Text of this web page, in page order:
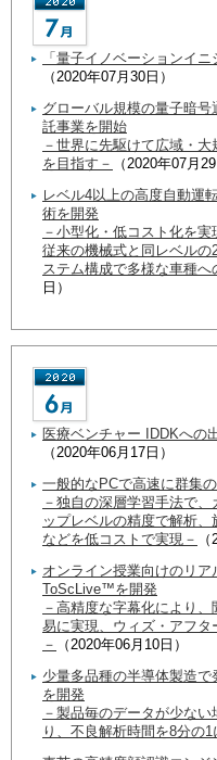
「量子イノベーションイ
（2020年07月30日）
グローバル規模の量子暗
託事業を開始
－世界に先駆けて広域・
を目指す－
（2020年07月29
レベル4以上の高度自動運
術を開発
－小型化・低コスト化を実
従来の機械式と同レベル
ステム構成で多様な車種へ
日）
医療ベンチャー IDDKへの
（2020年06月17日）
一般的なPCで高速に群集
－独自の深層学習手法で
ップレベルの精度で解析
などを低コストで実現－
オンライン授業向けのリ
ToScLive™を開発
－高精度な字幕化により
易に実現、ウィズ・アフタ
－
（2020年06月10日）
少量多品種の半導体製造
を開発
－製品毎のデータが少な
り、不良解析時間を8分の1